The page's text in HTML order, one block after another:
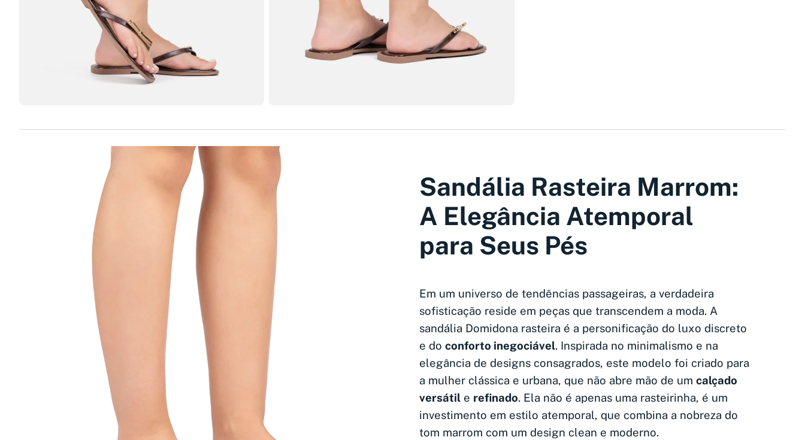
Sandália Rasteira Marrom:
A Elegância Atemporal
para Seus Pés
Em um universo de tendências passageiras, a verdadeira
sofisticação reside em peças que transcendem a moda. A
sandália Domidona rasteira é a personificação do luxo discreto
e do conforto inegociável. Inspirada no minimalismo e na
elegância de designs consagrados, este modelo foi criado para
a mulher clássica e urbana, que não abre mão de um calçado
versátil e refinado. Ela não é apenas uma rasteirinha, é um
investimento em estilo atemporal, que combina a nobreza do
tom marrom com um design clean e moderno.